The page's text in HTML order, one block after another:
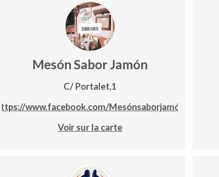
Mesón Sabor Jamón
C/ Portalet,1
https://www.facebook.com/Mesónsaborjamón
Voir sur la carte